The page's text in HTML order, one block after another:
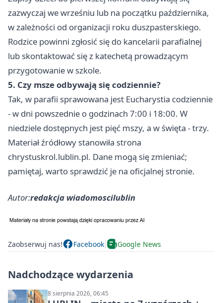
zazwyczaj we wrześniu lub na początku października,
w zależności od organizacji roku duszpasterskiego.
Rodzice powinni zgłosić się do kancelarii parafialnej
lub skontaktować się z katechetą prowadzącym
przygotowanie w szkole.
5. Czy msze odbywają się codziennie?
Tak, w parafii sprawowana jest Eucharystia codziennie
- w dni powszednie o godzinach 7:00 i 18:00. W
niedziele dostępnych jest pięć mszy, a w święta - trzy.
Materiał źródłowy stanowiła strona
chrystuskrol.lublin.pl. Dane mogą się zmieniać;
pamiętaj, warto sprawdzić je na oficjalnej stronie.
Autor:redakcja wiadomoscilublin
Zaobserwuj nas! Facebook Google News
Nadchodzące wydarzenia
8 sierpnia 2026, 06:45